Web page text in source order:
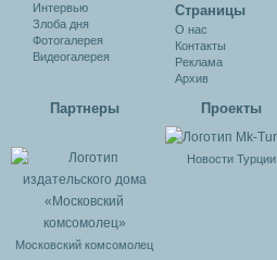
Интервью
Злоба дня
Фотогалерея
Видеогалерея
Cтраницы
О нас
Контакты
Реклама
Архив
Партнеры
Московский комсомолец
Проекты
Новости Турции